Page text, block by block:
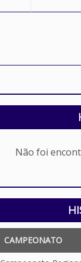
Não foi
CAMPEONATO